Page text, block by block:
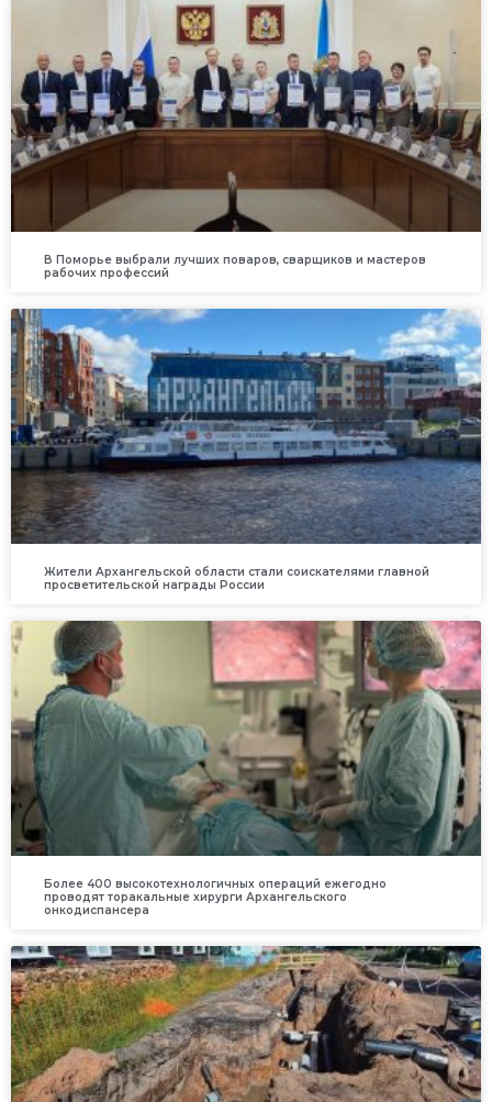
В Поморье выбрали лучших поваров, сварщиков и мастеров
рабочих профессий
Жители Архангельской области стали соискателями главной
просветительской награды России
Более 400 высокотехнологичных операций ежегодно
проводят торакальные хирурги Архангельского
онкодиспансера